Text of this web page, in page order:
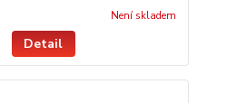
Není skladem
Detail